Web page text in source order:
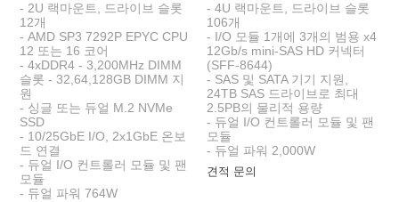
- 2U 랙마운트, 드라이브 슬롯
12개
- AMD SP3 7292P EPYC CPU
12 또는 16 코어
- 4xDDR4 - 3,200MHz DIMM
슬롯 - 32,64,128GB DIMM 지
원
- 싱글 또는 듀얼 M.2 NVMe
SSD
- 10/25GbE I/O, 2x1GbE 온보
드 연결
- 듀얼 I/O 컨트롤러 모듈 및 팬
모듈
- 듀얼 파워 764W
- 4U 랙마운트, 드라이브 슬롯
106개
- I/O 모듈 1개에 3개의 범용 x4
12Gb/s mini-SAS HD 커넥터
(SFF-8644)
- SAS 및 SATA 기기 지원,
24TB SAS 드라이브로 최대
2.5PB의 물리적 용량
- 듀얼 I/O 컨트롤러 모듈 및 팬
모듈
- 듀얼 파워 2,000W
견적 문의